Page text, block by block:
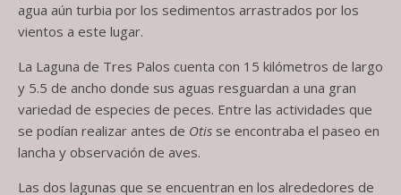
agua aún turbia por los sedimentos arrastrados por los
vientos a este lugar.
La Laguna de Tres Palos cuenta con 15 kilómetros de largo
y 5.5 de ancho donde sus aguas resguardan a una gran
variedad de especies de peces. Entre las actividades que
se podían realizar antes de Otis se encontraba el paseo en
lancha y observación de aves.
Las dos lagunas que se encuentran en los alrededores de